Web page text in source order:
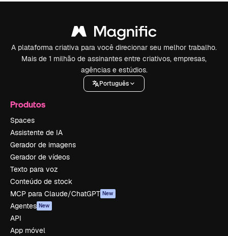
A plataforma criativa para você direcionar seu melhor trabalho.
Mais de 1 milhão de assinantes entre criativos, empresas,
agências e estúdios.
Português
Produtos
Spaces
Assistente de IA
Gerador de imagens
Gerador de vídeos
Texto para voz
Conteúdo de stock
MCP para Claude/ChatGPT New
Agentes New
API
App móvel